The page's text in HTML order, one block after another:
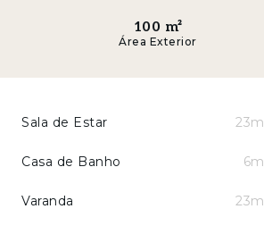
lote dos apartamentos
100 m²
Área Exterior
Sala de Estar
Casa de Banho
Varanda